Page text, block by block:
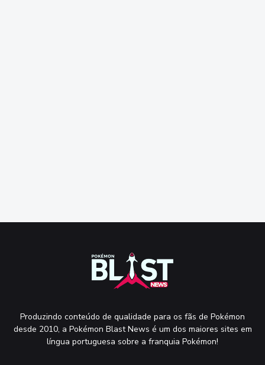
Produzindo conteúdo de qualidade para os fãs de Pokémon
desde 2010, a Pokémon Blast News é um dos maiores sites em
língua portuguesa sobre a franquia Pokémon!